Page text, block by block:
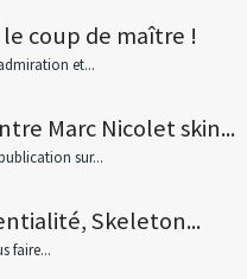
coup de maître !
et...
Marc Nicolet skin...
sur...
Skeleton...
faire...